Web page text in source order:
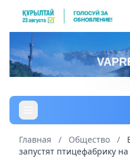
Главная / Общество /
запустят птицефабрику на